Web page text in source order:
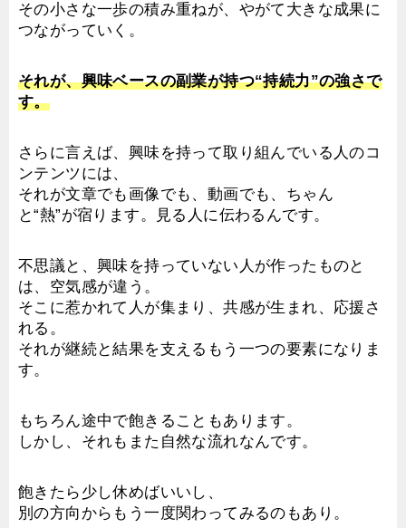
その小さな一歩の積み重ねが、やがて大きな成果に
つながっていく。
それが、興味ベースの副業が持つ“持続力”の強さで
す。
さらに言えば、興味を持って取り組んでいる人のコ
ンテンツには、
それが文章でも画像でも、動画でも、ちゃん
と“熱”が宿ります。見る人に伝わるんです。
不思議と、興味を持っていない人が作ったものと
は、空気感が違う。
そこに惹かれて人が集まり、共感が生まれ、応援さ
れる。
それが継続と結果を支えるもう一つの要素になりま
す。
もちろん途中で飽きることもあります。
しかし、それもまた自然な流れなんです。
飽きたら少し休めばいいし、
別の方向からもう一度関わってみるのもあり。